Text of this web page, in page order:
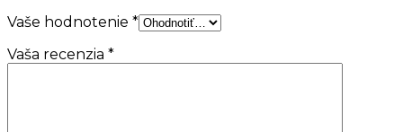
Vaše hodnotenie *
Vaša recenzia *